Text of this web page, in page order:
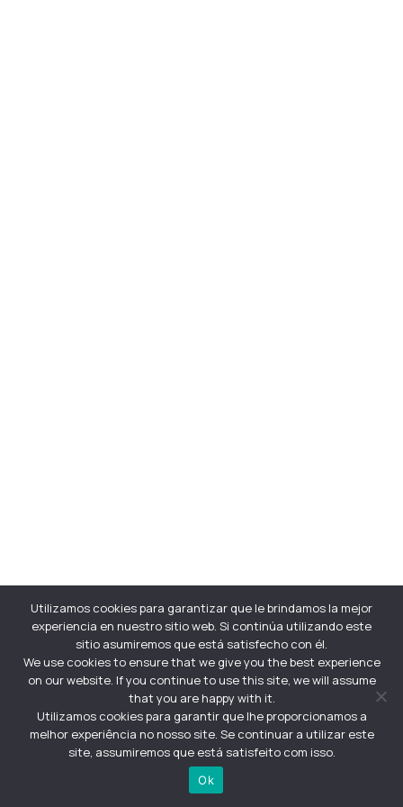
Utilizamos cookies para garantizar que le brindamos la mejor
experiencia en nuestro sitio web. Si continúa utilizando este
sitio asumiremos que está satisfecho con él.
We use cookies to ensure that we give you the best experience
on our website. If you continue to use this site, we will assume
that you are happy with it.
Utilizamos cookies para garantir que lhe proporcionamos a
melhor experiência no nosso site. Se continuar a utilizar este
site, assumiremos que está satisfeito com isso.
Ok